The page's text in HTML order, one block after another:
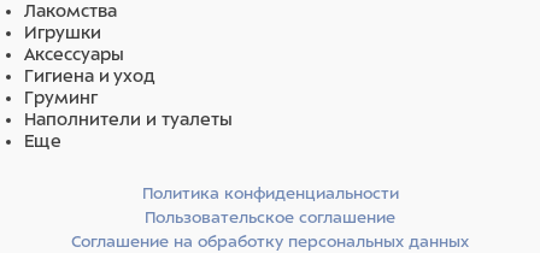
0% ГМО.
0% химической обработки сырья.
Основные источники белка в корме — свежее мясо
ингредиенты, поэтому они подходят животным,
склонным к возникновению аллергических реакций.
Ягненок и перепелка — отличные источники
Лакомства
Игрушки
Аксессуары
Гигиена и уход
Груминг
Наполнители и туалеты
Еще
Политика конфиденциальности
Пользовательское соглашение
Соглашение на обработку персональных данных